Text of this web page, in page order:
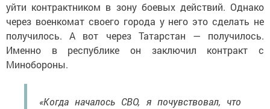
уйти контрактником в зону боевых действий. Однако
через военкомат своего города у него это сделать не
получилось. А вот через Татарстан — получилось.
Именно в республике он заключил контракт с
Минобороны.
«Когда началось СВО, я почувствовал, что